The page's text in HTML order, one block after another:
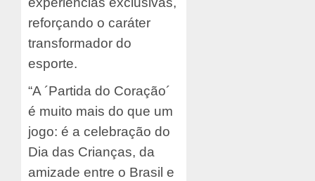
reforçando o caráter
transformador do
esporte.
“A ´Partida do Coração´
é muito mais do que um
jogo: é a celebração do
Dia das Crianças, da
amizade entre o Brasil e